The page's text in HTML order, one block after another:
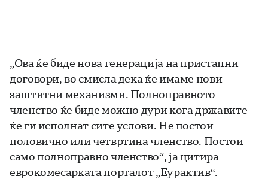
„Ова ќе биде нова генерација на пристапни
договори, во смисла дека ќе имаме нови
заштитни механизми. Полноправното
членство ќе биде можно дури кога државите
ќе ги исполнат сите услови. Не постои
половично или четвртина членство. Постои
само полноправно членство“, ја цитира
еврокомесарката порталот „Еурактив“.